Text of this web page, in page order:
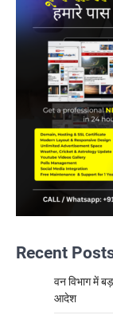
Recent
वन विभाग में
आदेश